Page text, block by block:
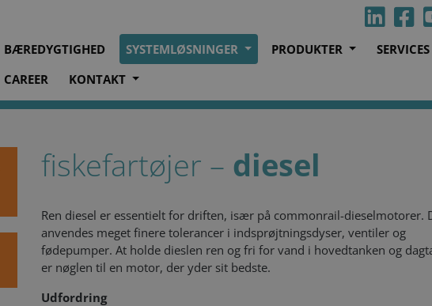
BÆREDYGTIGHED SYSTEMLØSNINGER PRODUKTER SERVICES
CAREER
KONTAKT
fiskefartøjer – diesel
Ren diesel er essentielt for driften, især på commonrail-dieselmotorer.
anvendes meget finere tolerancer i indsprøjtningsdyser, ventiler og
fødepumper. At holde dieslen ren og fri for vand i hovedtanken og
er nøglen til en motor, der yder sit bedste.
Udfordring